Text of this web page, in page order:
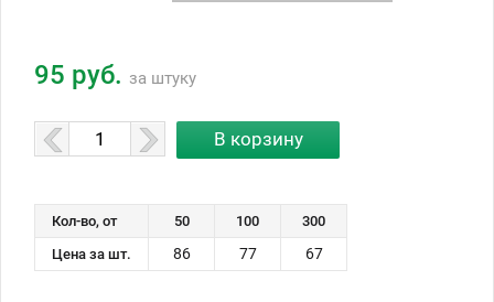
95 руб. за штуку
Кол-во, от 50 100
300
Цена за шт.
86 77 67